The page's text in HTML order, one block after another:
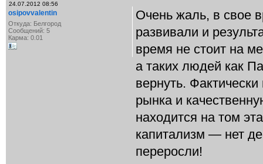
24.07.2012 08:56
osipovvalentin
Откуда: Белгород
Сообщений: 5
Карма: 0.01
Очень жаль, в свое
развивали и
время не стоит на
а таких людей как
вернуть.
рынка и
находится на том
капитализм — нет
переросли!